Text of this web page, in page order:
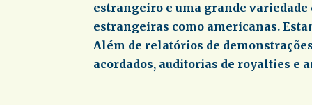
estrangeiro e uma grande
estrangeiras como americanas.
Além de relatórios de
acordados, auditorias de royalties e